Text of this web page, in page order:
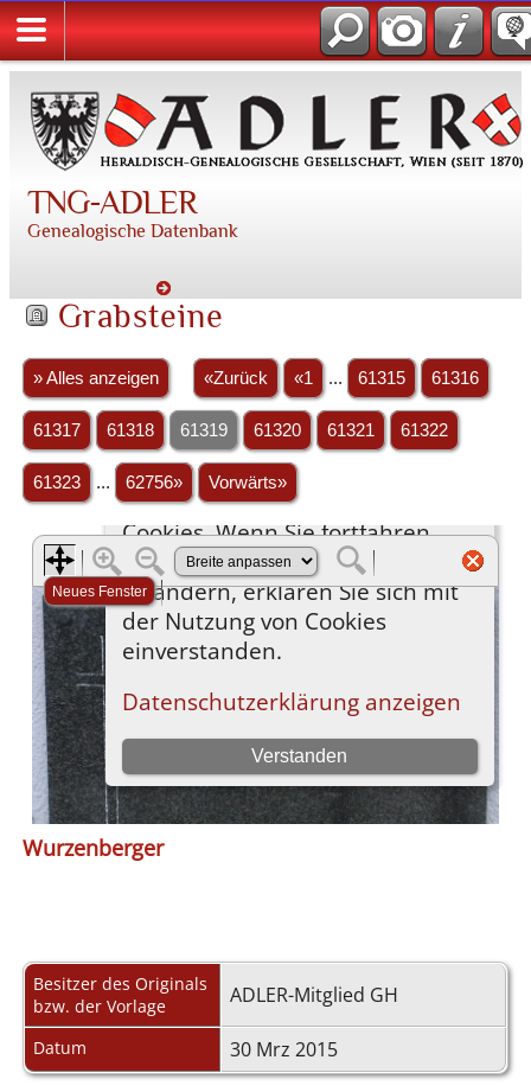
TNG-ADLER
Genealogische Datenbank
Grabsteine
» Alles anzeigen «Zurück «1 ... 61315 61316
61317 61318 61319 61320 61321 61322
61323 ... 62756» Vorwärts»
Wurzenberger
Besitzer des Originals
bzw. der Vorlage
ADLER-Mitglied GH
Datum 30 Mrz 2015